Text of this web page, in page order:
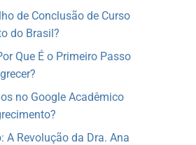
de Conclusão de Curso
do Brasil?
Que É o Primeiro Passo
no Google Acadêmico
A Revolução da Dra. Ana